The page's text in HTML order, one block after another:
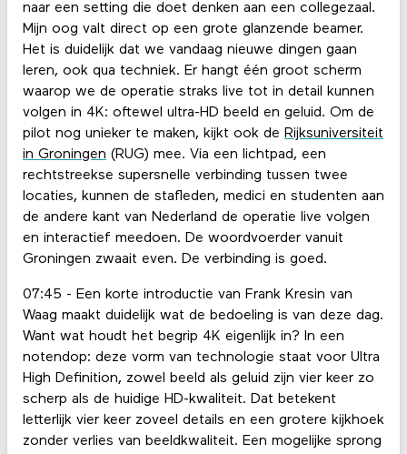
naar een setting die doet denken aan een collegezaal.
Mijn oog valt direct op een grote glanzende beamer.
Het is duidelijk dat we vandaag nieuwe dingen gaan
leren, ook qua techniek. Er hangt één groot scherm
waarop we de operatie straks live tot in detail kunnen
volgen in 4K: oftewel ultra-HD beeld en geluid. Om de
pilot nog unieker te maken, kijkt ook de Rijksuniversiteit
in Groningen (RUG) mee. Via een lichtpad, een
rechtstreekse supersnelle verbinding tussen twee
locaties, kunnen de stafleden, medici en studenten aan
de andere kant van Nederland de operatie live volgen
en interactief meedoen. De woordvoerder vanuit
Groningen zwaait even. De verbinding is goed.
07:45 - Een korte introductie van Frank Kresin van
Waag maakt duidelijk wat de bedoeling is van deze dag.
Want wat houdt het begrip 4K eigenlijk in? In een
notendop: deze vorm van technologie staat voor Ultra
High Definition, zowel beeld als geluid zijn vier keer zo
scherp als de huidige HD-kwaliteit. Dat betekent
letterlijk vier keer zoveel details en een grotere kijkhoek
zonder verlies van beeldkwaliteit. Een mogelijke sprong